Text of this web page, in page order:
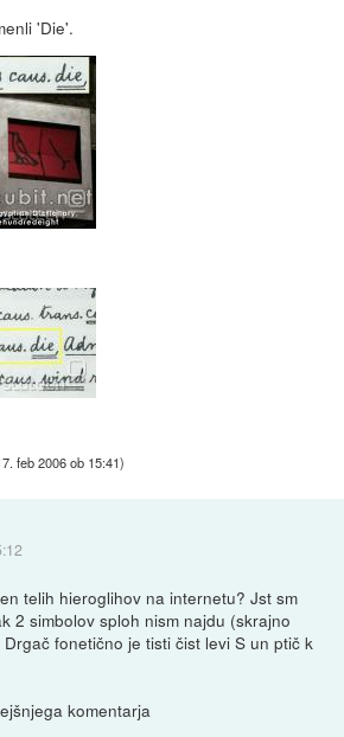
'Die'.
feb 2006 ob 15:41)
telih hieroglihov na internetu? Jst sm
2 simbolov sploh nism najdu (skrajno
fonetično je tisti čist levi S un ptič k
komentarja